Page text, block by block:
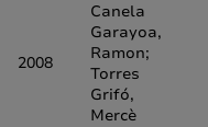
2008
Canela
Garayoa,
Ramon;
Torres
Grifó,
Mercè